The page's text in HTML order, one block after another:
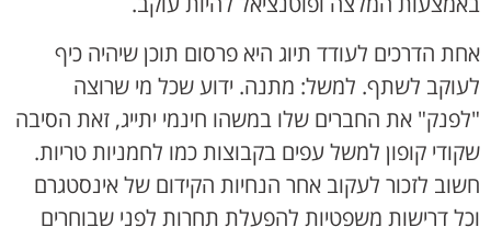
אחת הדרכים לעודד תיוג היא פרסום תוכן שיהיה כיף
לעוקב לשתף. למשל: מתנה. ידוע שכל מי שרוצה
"לפנק" את החברים שלו במשהו חינמי יתייג, זאת הסיבה
שקודי קופון למשל עפים בקבוצות כמו לחמניות טריות.
חשוב לזכור לעקוב אחר הנחיות הקידום של אינסטגרם
וכל דרישות משפטיות להפעלת תחרות לפני שבוחרים